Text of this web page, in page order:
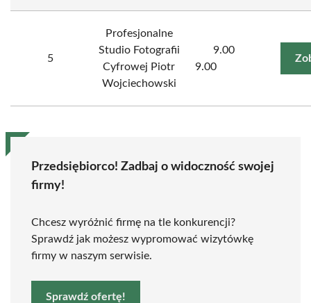
5
Profesjonalne
Studio Fotografii
Cyfrowej Piotr
Wojciechowski
9.00
9.00
Przedsiębiorco! Zadbaj o widoczność swojej
firmy!
Chcesz wyróżnić firmę na tle konkurencji?
Sprawdź jak możesz wypromować wizytówkę
firmy w naszym serwisie.
Sprawdź ofertę!